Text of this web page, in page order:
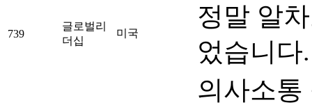
739
글로벌리
더십
미국
정말 알
었습니다.
의사소통